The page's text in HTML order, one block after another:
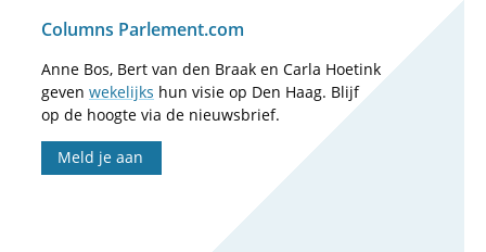
Columns Parlement.com
Anne Bos, Bert van den Braak en Carla Hoetink
geven wekelijks hun visie op Den Haag. Blijf
op de hoogte via de nieuwsbrief.
Meld je aan